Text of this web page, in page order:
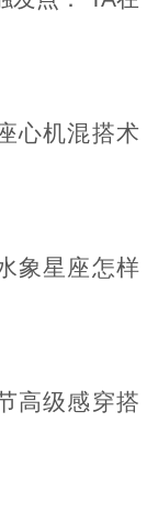
系。记得
性，也要
心机混搭术
象星座怎样
高级感穿搭